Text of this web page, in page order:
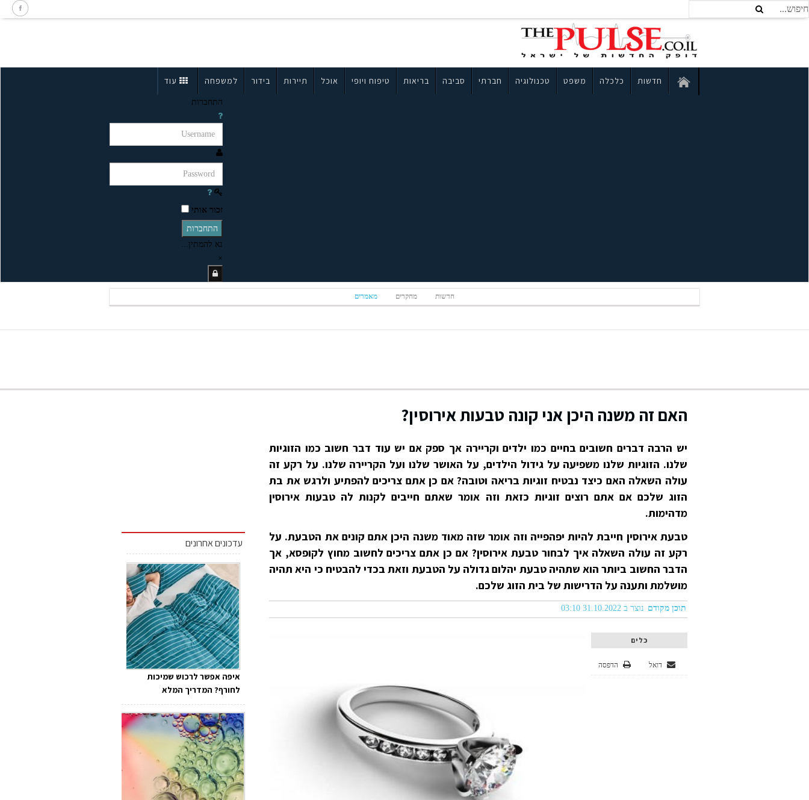
חדשות כלכלה משפט טכנולוגיה חברתי סביבה בריאות טיפוח ויופי אוכל תיירות בידור למשפחה עוד
התחברות
זכור אותי
התחברות
נא להמתין...
×
חדשות מחקרים מאמרים
האם זה משנה היכן אני קונה טבעות אירוסין?
יש הרבה דברים חשובים בחיים כמו ילדים וקריירה אך ספק אם יש עוד דבר חשוב כמו הזוגיות
שלנו. הזוגיות שלנו משפיעה על גידול הילדים, על האושר שלנו ועל הקריירה שלנו. על רקע זה
עולה השאלה האם כיצד נבטיח זוגיות בריאה וטובה? אם כן אתם צריכים להפתיע ולרגש את בת
הזוג שלכם אם אתם רוצים זוגיות כזאת וזה אומר שאתם חייבים לקנות לה טבעות אירוסין
מדהימות.
טבעת אירוסין חייבת להיות יפהפייה וזה אומר שזה מאוד משנה היכן אתם קונים את הטבעת. על
רקע זה עולה השאלה איך לבחור טבעת אירוסין? אם כן אתם צריכים לחשוב מחוץ לקופסא, אך
הדבר החשוב ביותר הוא שתהיה טבעת יהלום גדולה על הטבעת וזאת בכדי להבטיח כי היא תהיה
מושלמת ותענה על הדרישות של בית הזוג שלכם.
תוכן מקודם נוצר ב 31.10.2022 03:10
כלים
הדפסה דואל
עדכונים אחרונים
איפה אפשר לרכוש שמיכות
לחורף? המדריך המלא